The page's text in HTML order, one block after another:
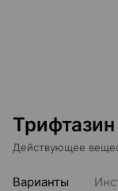
Действующее
Варианты